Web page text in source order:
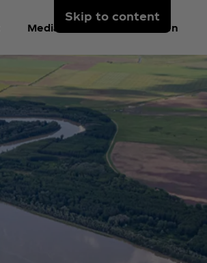
Skip to content
Mediacenter Anmelden